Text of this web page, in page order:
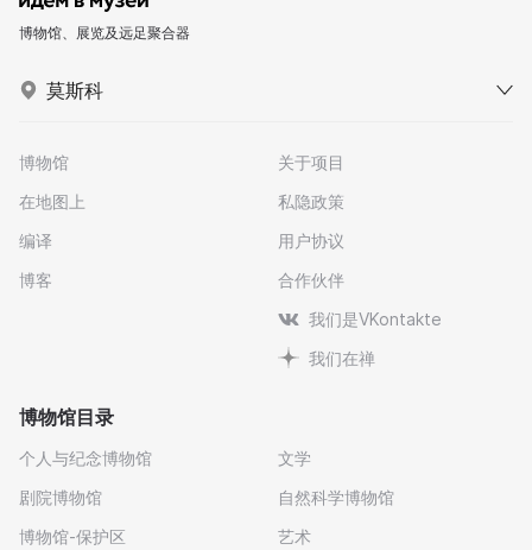
博物馆、展览及远足聚合器
莫斯科
博物馆
在地图上
编译
博客
关于项目
私隐政策
用户协议
合作伙伴
我们是VKontakte
我们在禅
博物馆目录
个人与纪念博物馆
剧院博物馆
博物馆-保护区
文学
自然科学博物馆
艺术